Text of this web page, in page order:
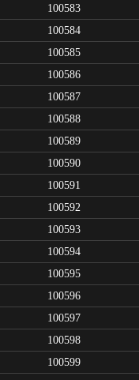
100583
100584
100585
100586
100587
100588
100589
100590
100591
100592
100593
100594
100595
100596
100597
100598
100599